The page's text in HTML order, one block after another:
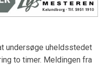
undersøge uheldsstedet
to timer. Meldingen fra